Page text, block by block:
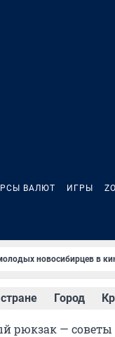
ВАЛЮТ ИГРЫ
новосибирцев в
Город
рюкзак — советы